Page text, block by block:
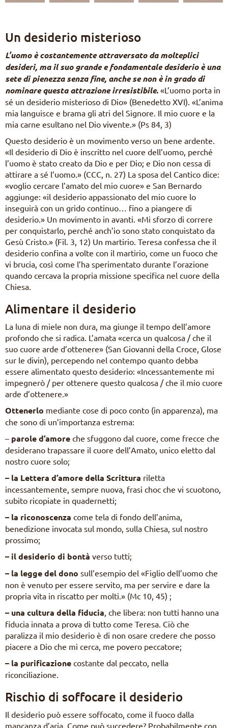
ES
HU
Un desiderio misterioso
L’uomo è costantemente attraversato da molteplici
desideri, ma il suo grande e fondamentale desiderio è una
sete di pienezza senza fine, anche se non è in grado di
nominare questa attrazione irresistibile. «L’uomo porta in
sé un desiderio misterioso di Dio» (Benedetto XVI). «L’anima
mia languisce e brama gli atri del Signore. Il mio cuore e la
mia carne esultano nel Dio vivente.» (Ps 84, 3)
Questo desiderio è un movimento verso un bene ardente.
«Il desiderio di Dio è inscritto nel cuore dell’uomo, perché
l’uomo è stato creato da Dio e per Dio; e Dio non cessa di
attirare a sé l’uomo.» (CCC, n. 27) La sposa del Cantico dice:
«voglio cercare l’amato del mio cuore» e San Bernardo
aggiunge: «il desiderio appassionato del mio cuore lo
inseguirà con un grido continuo… fino a piangere di
desiderio.» Un movimento in avanti. «Mi sforzo di correre
per conquistarlo, perché anch’io sono stato conquistato da
Gesù Cristo.» (Fil. 3, 12) Un martirio. Teresa confessa che il
desiderio confina a volte con il martirio, come un fuoco che
vi brucia, così come l’ha sperimentato durante l’orazione
quando cercava la propria missione specifica nel cuore della
Chiesa.
Alimentare il desiderio
La luna di miele non dura, ma giunge il tempo dell’amore
profondo che si radica. L’amata «cerca un qualcosa / che il
suo cuore arde d’ottenere» (San Giovanni della Croce, Glose
sur le divin), percependo nel contempo quanto debba
essere alimentato questo desiderio: «Incessantemente mi
impegnerò / per ottenere questo qualcosa / che il mio cuore
arde d’ottenere.»
Ottenerlo mediante cose di poco conto (in apparenza), ma
che sono di un’importanza estrema:
– parole d’amore che sfuggono dal cuore, come frecce che
desiderano trapassare il cuore dell’Amato, unico eletto dal
nostro cuore solo;
– la Lettera d’amore della Scrittura riletta
incessantemente, sempre nuova, frasi choc che vi scuotono,
subito ricopiate in quadernetti;
– la riconoscenza come tela di fondo dell’anima,
benedizione invocata sul mondo, sulla Chiesa, sul nostro
prossimo;
– il desiderio di bontà verso tutti;
– la legge del dono sull’esempio del «Figlio dell’uomo che
non è venuto per essere servito, ma per servire e dare la
propria vita in riscatto per molti.» (Mc 10, 45) ;
– una cultura della fiducia , che libera: non tutti hanno una
fiducia innata a prova di tutto come Teresa. Ciò che
paralizza il mio desiderio è di non osare credere che posso
piacere a Dio che mi cerca, me povero peccatore;
– la purificazione costante dal peccato, nella
riconciliazione.
Rischio di soffocare il desiderio
Il desiderio può essere soffocato, come il fuoco dalla
mancanza d’aria. Come può succedere? Probabilmente con